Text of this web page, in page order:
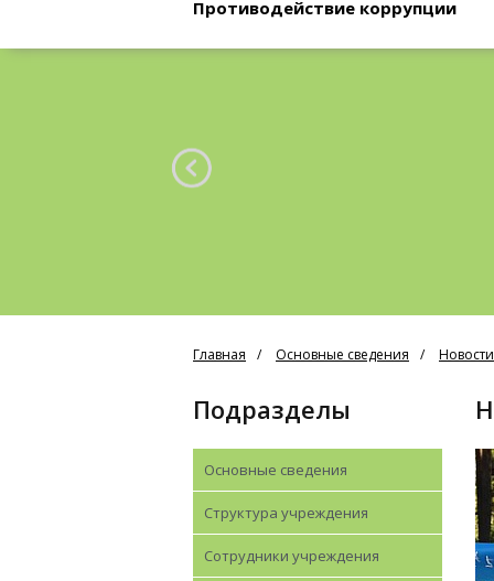
Противодействие коррупции
Главная Основные сведения Новости
Подразделы
Основные сведения
Структура учреждения
Сотрудники учреждения